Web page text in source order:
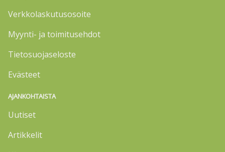
Verkkolaskutusosoite
Myynti- ja toimitusehdot
Tietosuojaseloste
Evästeet
AJANKOHTAISTA
Uutiset
Artikkelit